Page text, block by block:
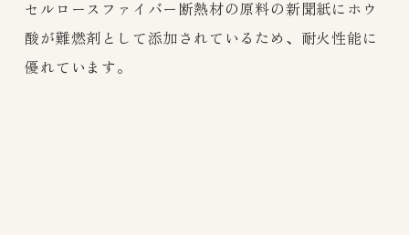
セルロースファイバー断熱材の原料の新聞紙にホウ
酸が難燃剤として添加されているため、耐火性能に
優れています。